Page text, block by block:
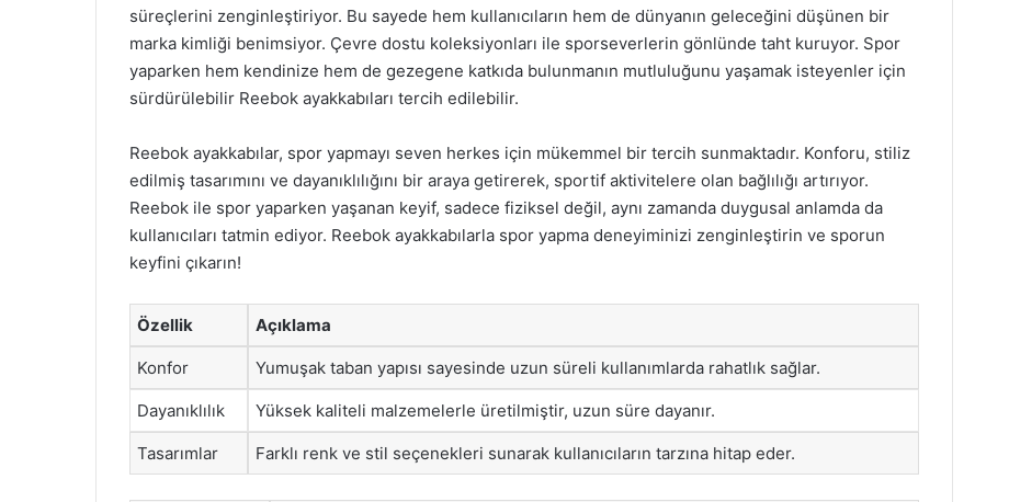
süreçlerini zenginleştiriyor. Bu sayede hem kullanıcıların hem de dünyanın geleceğini düşünen bir
marka kimliği benimsiyor. Çevre dostu koleksiyonları ile sporseverlerin gönlünde taht kuruyor. Spor
yaparken hem kendinize hem de gezegene katkıda bulunmanın mutluluğunu yaşamak isteyenler için
sürdürülebilir Reebok ayakkabıları tercih edilebilir.
Reebok ayakkabılar, spor yapmayı seven herkes için mükemmel bir tercih sunmaktadır. Konforu, stiliz
edilmiş tasarımını ve dayanıklılığını bir araya getirerek, sportif aktivitelere olan bağlılığı artırıyor.
Reebok ile spor yaparken yaşanan keyif, sadece fiziksel değil, aynı zamanda duygusal anlamda da
kullanıcıları tatmin ediyor. Reebok ayakkabılarla spor yapma deneyiminizi zenginleştirin ve sporun
keyfini çıkarın!
Özellik Açıklama
Konfor Yumuşak taban yapısı sayesinde uzun süreli kullanımlarda rahatlık sağlar.
Dayanıklılık Yüksek kaliteli malzemelerle üretilmiştir, uzun süre dayanır.
Tasarımlar Farklı renk ve stil seçenekleri sunarak kullanıcıların tarzına hitap eder.